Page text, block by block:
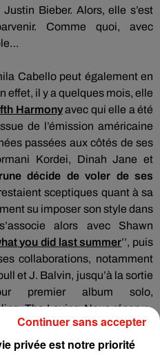
Justin Bieber. Alors, elle s’est
Comme quoi, avec
Cabello peut également en
effet, il y a quelques mois, elle
Harmonyavec qui elle a été
de l’émission américaine
passées aux côtés de ses
Kordei, Dinah Jane et
décide de voler de ses
sceptiques quant à sa
su imposer son style dans
alors avec Shawn
you did last summer’’, puis
collaborations, notamment
et J. Balvin, jusqu’à la sortie
premier album solo,
.TheLoving. Nous réserve-
son idole, JustinBieber?
privée est notre priorité
Continuer sans accepter